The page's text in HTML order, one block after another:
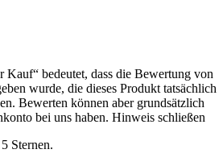
Kauf“ bedeutet, dass die Bewertung von
wurde, die dieses Produkt tatsächlich
Bewerten können aber grundsätzlich
bei uns haben. Hinweis schließen
Sternen.